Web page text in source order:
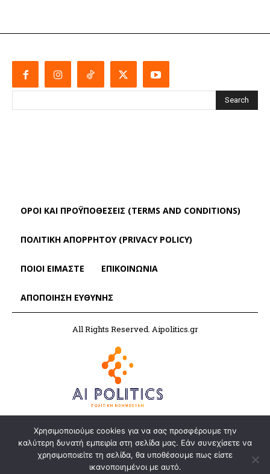
Search
ΌΡΟΙ ΚΑΙ ΠΡΟΫΠΟΘΈΣΕΙΣ (TERMS AND CONDITIONS)
ΠΟΛΙΤΙΚΗ ΑΠΟΡΡΗΤΟΥ (PRIVACY POLICY)
ΠΟΙΟΙ ΕΙΜΑΣΤΕ ΕΠΙΚΟΙΝΩΝΙΑ
ΑΠΟΠΟΊΗΣΗ ΕΥΘΎΝΗΣ
All Rights Reserved. Aipolitics.gr
Χρησιμοποιούμε cookies για να σας προσφέρουμε την
καλύτερη δυνατή εμπειρία στη σελίδα μας. Εάν συνεχίσετε να
χρησιμοποιείτε τη σελίδα, θα υποθέσουμε πως είστε
ικανοποιημένοι με αυτό.